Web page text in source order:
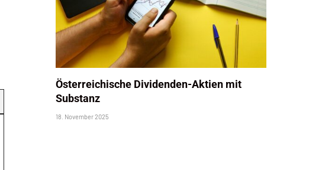
Österreichische Dividenden-Aktien mit
Substanz
18. November 2025